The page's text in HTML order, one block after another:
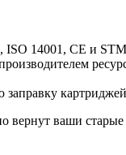
ISO 14001, CE и
вернут ваши